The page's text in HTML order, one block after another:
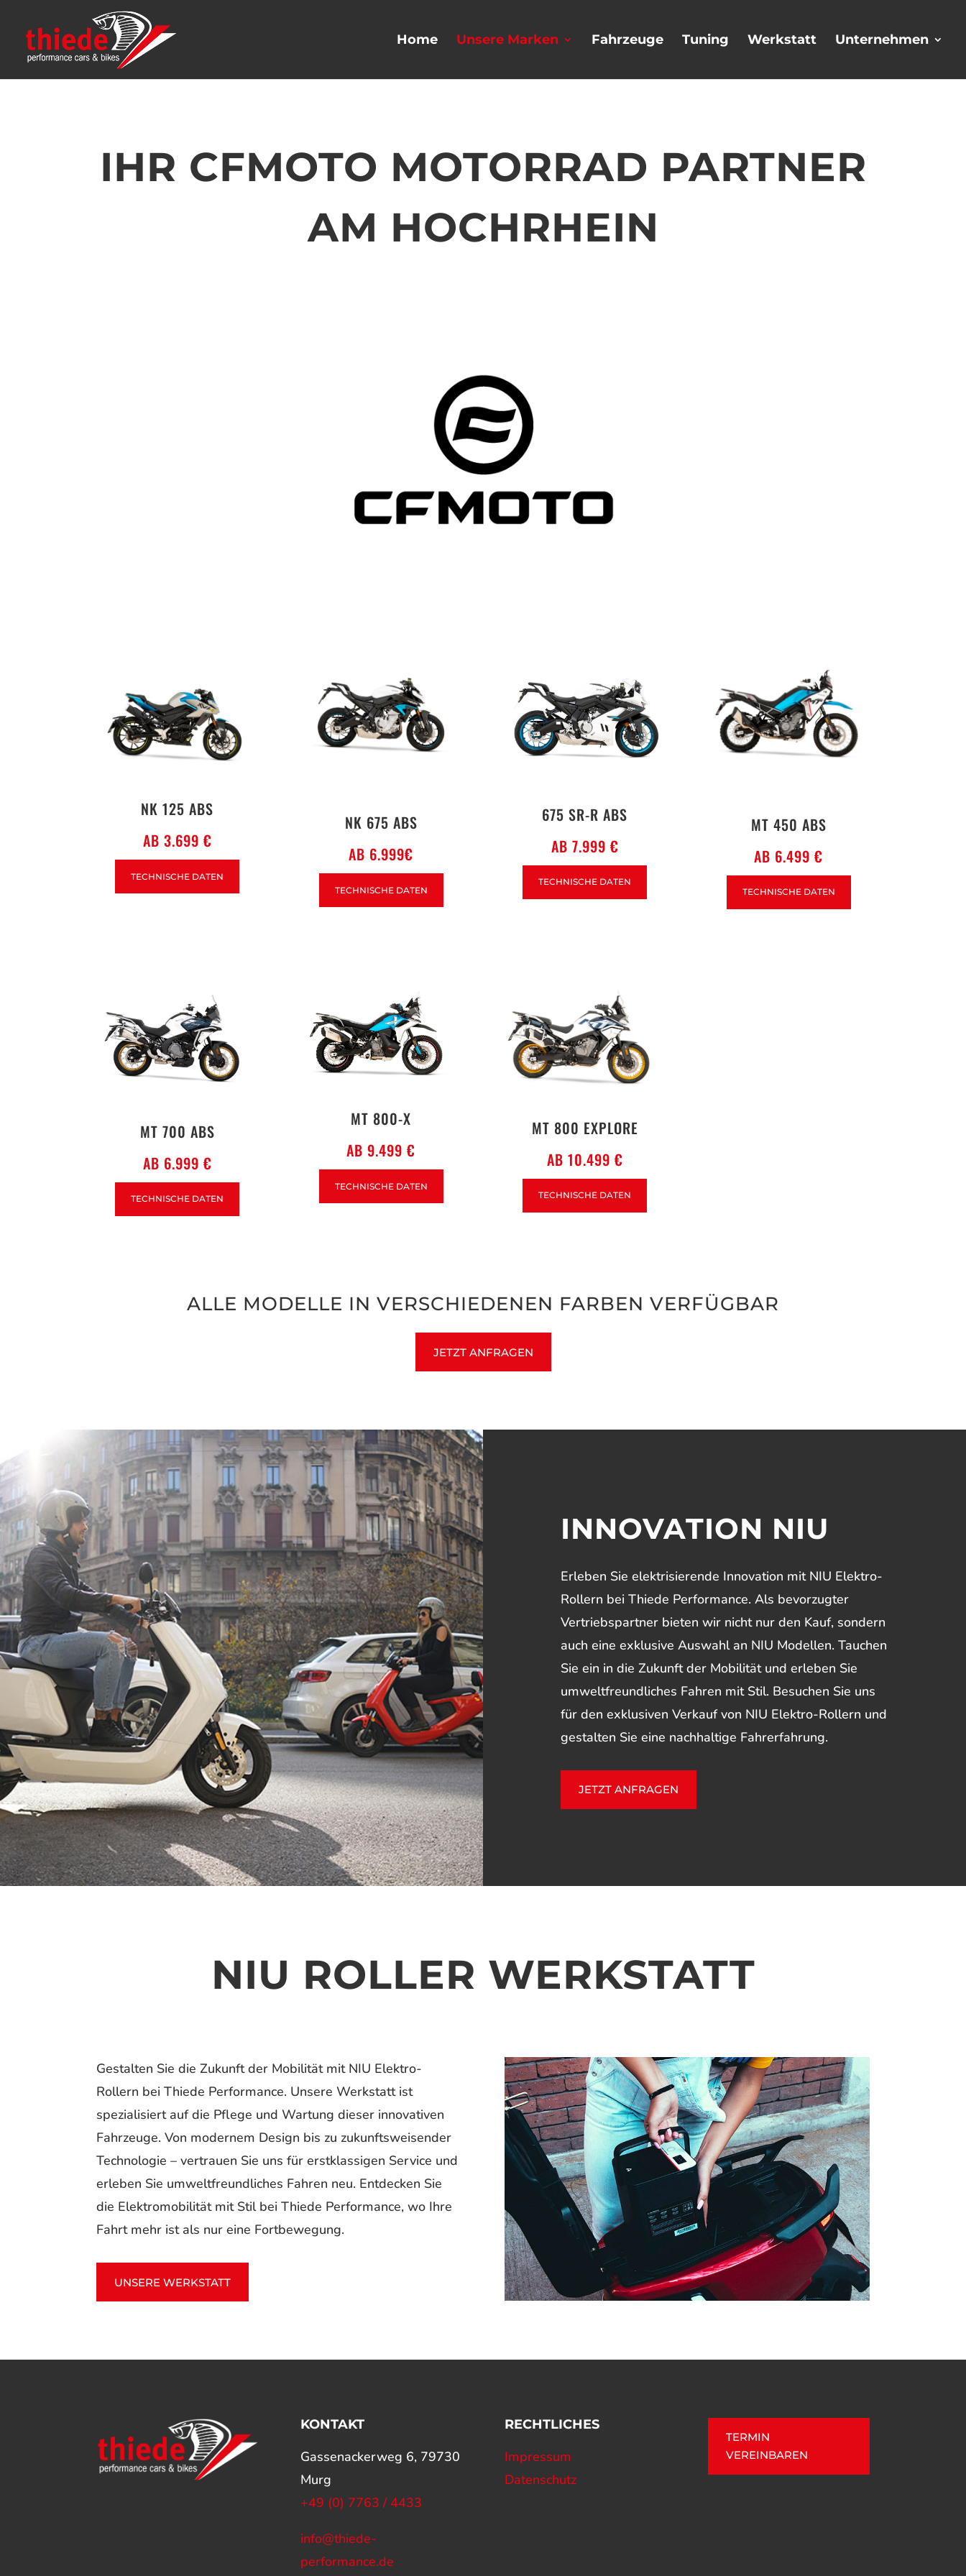
Home Unsere Marken Fahrzeuge Tuning Werkstatt Unternehmen
IHR CFMOTO MOTORRAD PARTNER
AM HOCHRHEIN
NK 125 ABS
AB 3.699 €
TECHNISCHE DATEN
NK 675 ABS
AB 6.999€
TECHNISCHE DATEN
675 SR-R ABS
AB 7.999 €
TECHNISCHE DATEN
MT 450 ABS
AB 6.499 €
TECHNISCHE DATEN
MT 700 ABS
AB 6.999 €
TECHNISCHE DATEN
MT 800-X
AB 9.499 €
TECHNISCHE DATEN
MT 800 EXPLORE
AB 10.499 €
TECHNISCHE DATEN
ALLE MODELLE IN VERSCHIEDENEN FARBEN VERFÜGBAR
JETZT ANFRAGEN
INNOVATION NIU
Erleben Sie elektrisierende Innovation mit NIU Elektro-
Rollern bei Thiede Performance. Als bevorzugter
Vertriebspartner bieten wir nicht nur den Kauf, sondern
auch eine exklusive Auswahl an NIU Modellen. Tauchen
Sie ein in die Zukunft der Mobilität und erleben Sie
umweltfreundliches Fahren mit Stil. Besuchen Sie uns
für den exklusiven Verkauf von NIU Elektro-Rollern und
gestalten Sie eine nachhaltige Fahrerfahrung.
JETZT ANFRAGEN
NIU ROLLER WERKSTATT
Gestalten Sie die Zukunft der Mobilität mit NIU Elektro-
Rollern bei Thiede Performance. Unsere Werkstatt ist
spezialisiert auf die Pflege und Wartung dieser innovativen
Fahrzeuge. Von modernem Design bis zu zukunftsweisender
Technologie – vertrauen Sie uns für erstklassigen Service und
erleben Sie umweltfreundliches Fahren neu. Entdecken Sie
die Elektromobilität mit Stil bei Thiede Performance, wo Ihre
Fahrt mehr ist als nur eine Fortbewegung.
UNSERE WERKSTATT
KONTAKT
Gassenackerweg 6, 79730
Murg
+49 (0) 7763 / 4433
info@thiede-
performance.de
RECHTLICHES
Impressum
Datenschutz
TERMIN
VEREINBAREN